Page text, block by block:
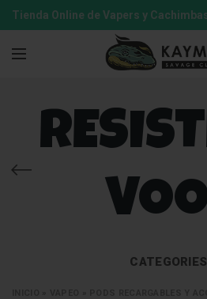
Tienda Online de Vapers y
CATEGORIES